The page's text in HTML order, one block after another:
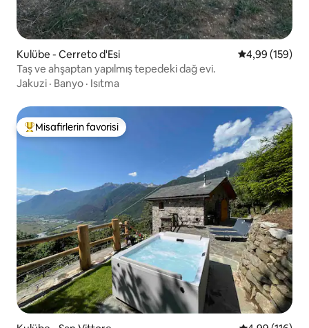
Kulübe - Cerreto d'Esi 5 üzerinden
4,99 (159)
Taş ve ahşaptan yapılmış tepedeki dağ evi.
Jakuzi · Banyo · Isıtma
Misafirlerin favorilerinden en beğenilenler arasında
Misafirlerin favorisi